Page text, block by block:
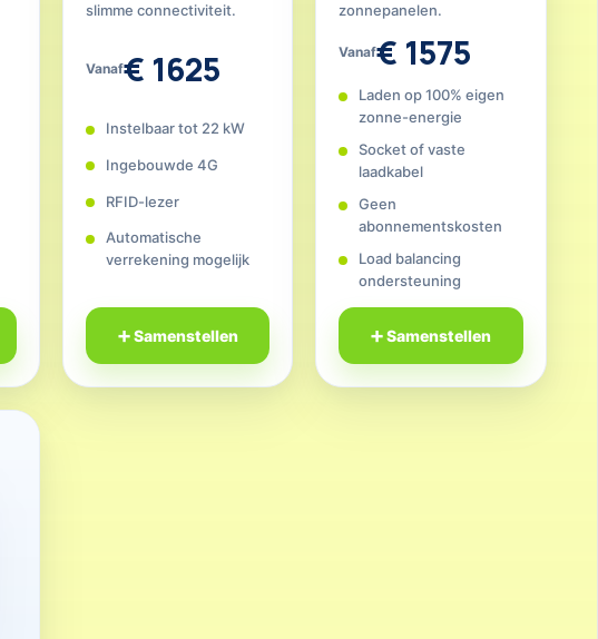
slimme connectiviteit.
Vanaf€ 1625
Instelbaar tot 22 kW
Ingebouwde 4G
RFID-lezer
Automatische
verrekening mogelijk
➕ Samenstellen
zonnepanelen.
Vanaf€ 1575
Laden op 100% eigen
zonne-energie
Socket of vaste
laadkabel
Geen
abonnementskosten
Load balancing
ondersteuning
➕ Samenstellen